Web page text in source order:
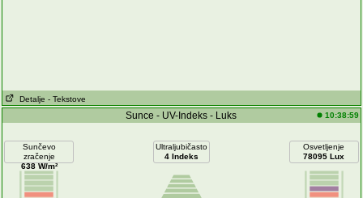
Detalje - Tekstove
Sunce - UV-Indeks - Luks 10:38:59
Sunčevo
zračenje
638 W/m²
Ultraljubičasto
4 Indeks
Osvetljenje
78095 Lux